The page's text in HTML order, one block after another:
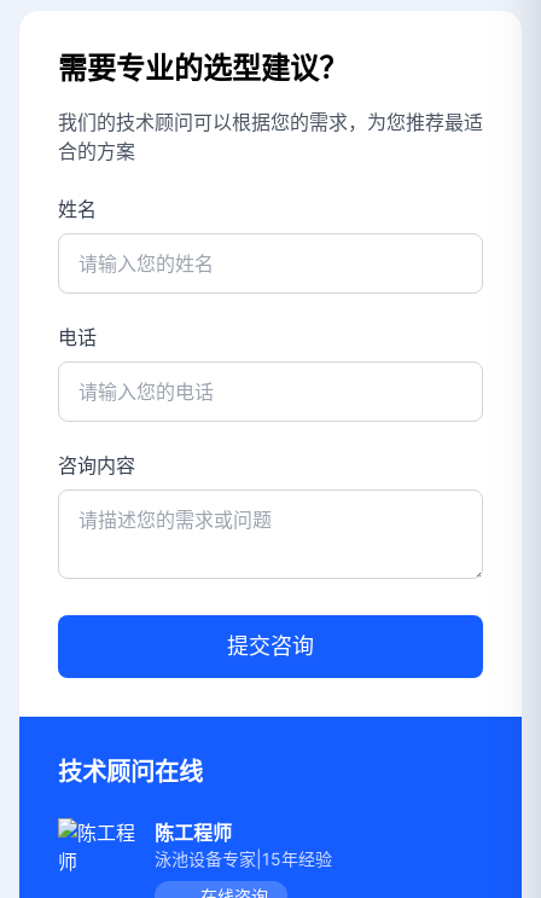
需要专业的选型建议？
我们的技术顾问可以根据您的需求，为您推荐最适
合的方案
姓名
电话
咨询内容
提交咨询
技术顾问在线
陈工程师
泳池设备专家|15年经验